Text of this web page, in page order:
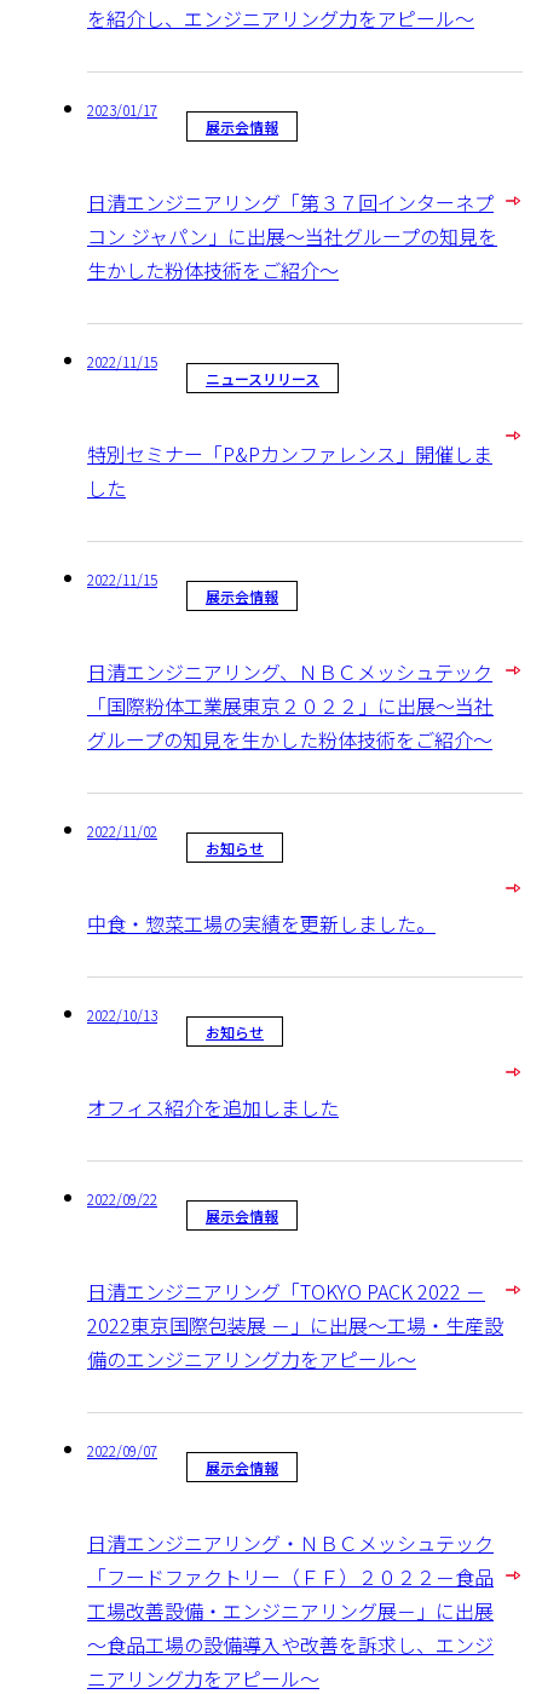
を紹介し、エンジニアリング力をアピール～
2023/01/17
展示会情報
日清エンジニアリング「第３７回インターネプ
コン ジャパン」に出展～当社グループの知見を
生かした粉体技術をご紹介～
2022/11/15
ニュースリリース
特別セミナー「P&Pカンファレンス」開催しま
した
2022/11/15
展示会情報
日清エンジニアリング、ＮＢＣメッシュテック
「国際粉体工業展東京２０２２」に出展～当社
グループの知見を生かした粉体技術をご紹介～
2022/11/02
お知らせ
中食・惣菜工場の実績を更新しました。
2022/10/13
お知らせ
オフィス紹介を追加しました
2022/09/22
展示会情報
日清エンジニアリング「TOKYO PACK 2022 －
2022東京国際包装展 －」に出展～工場・生産設
備のエンジニアリング力をアピール～
2022/09/07
展示会情報
日清エンジニアリング・ＮＢＣメッシュテック
「フードファクトリー（ＦＦ）２０２２－食品
工場改善設備・エンジニアリング展－」に出展
～食品工場の設備導入や改善を訴求し、エンジ
ニアリング力をアピール～